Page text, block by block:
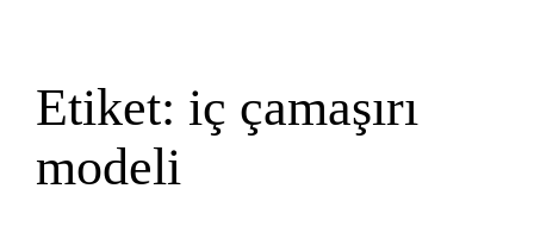
Etiket: iç çamaşırı
modeli